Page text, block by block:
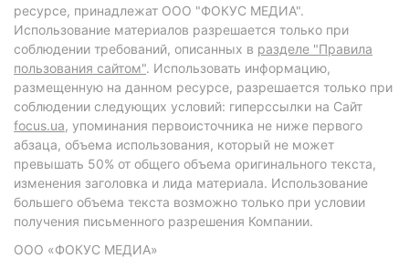
ресурсе, принадлежат ООО "ФОКУС МЕДИА".
Использование материалов разрешается только при
соблюдении требований, описанных в разделе "Правила
пользования сайтом". Использовать информацию,
размещенную на данном ресурсе, разрешается только при
соблюдении следующих условий: гиперссылки на Сайт
focus.ua, упоминания первоисточника не ниже первого
абзаца, объема использования, который не может
превышать 50% от общего объема оригинального текста,
изменения заголовка и лида материала. Использование
большего объема текста возможно только при условии
получения письменного разрешения Компании.
ООО «ФОКУС МЕДИА»